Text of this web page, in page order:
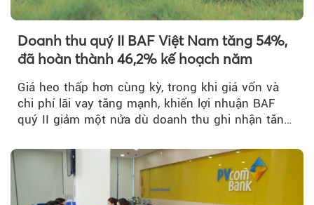
Doanh thu quý II BAF Việt Nam tăng 54%,
đã hoàn thành 46,2% kế hoạch năm
Giá heo thấp hơn cùng kỳ, trong khi giá vốn và
chi phí lãi vay tăng mạnh, khiến lợi nhuận BAF
quý II giảm một nửa dù doanh thu ghi nhận tăng